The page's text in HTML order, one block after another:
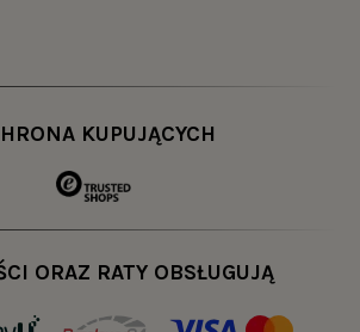
KUPUJĄCYCH
ORAZ RATY OBSŁUGUJĄ